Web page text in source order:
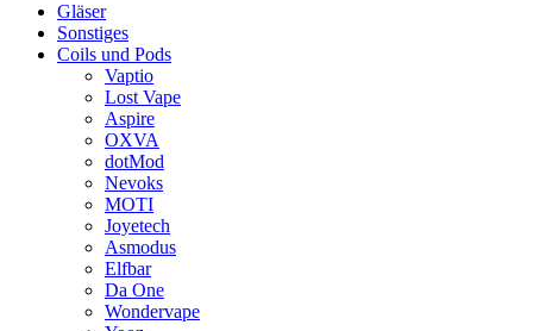
Gläser
Sonstiges
Coils und Pods
Vaptio
Lost Vape
Aspire
OXVA
dotMod
Nevoks
MOTI
Joyetech
Asmodus
Elfbar
Da One
Wondervape